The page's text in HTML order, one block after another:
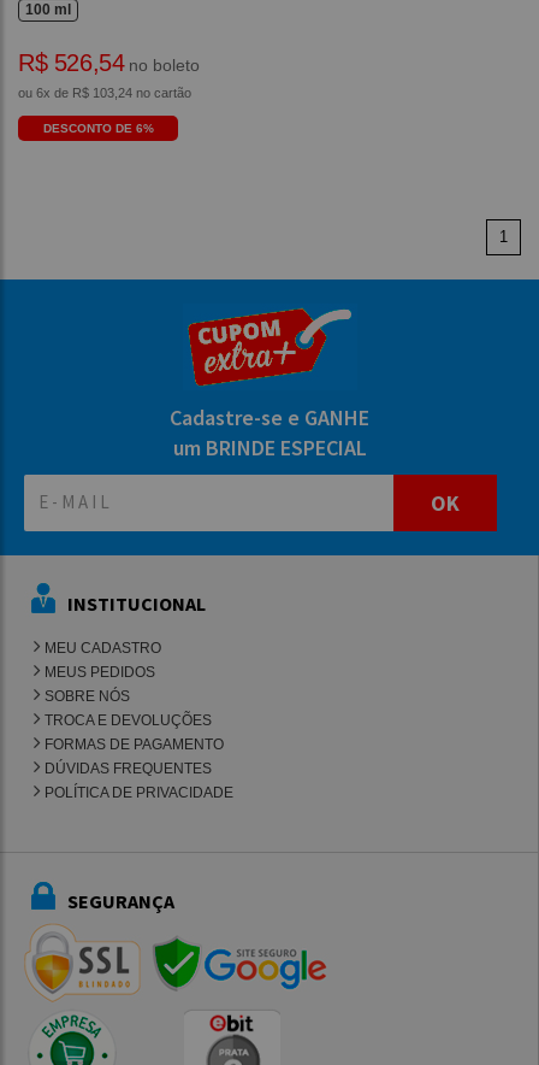
100 ml
R$ 526,54no boleto
ou 6x de R$ 103,24 no cartão
DESCONTO DE 6%
1
Cadastre-se e GANHE
um BRINDE ESPECIAL
OK
INSTITUCIONAL
MEU CADASTRO
MEUS PEDIDOS
SOBRE NÓS
TROCA E DEVOLUÇÕES
FORMAS DE PAGAMENTO
DÚVIDAS FREQUENTES
POLÍTICA DE PRIVACIDADE
SEGURANÇA